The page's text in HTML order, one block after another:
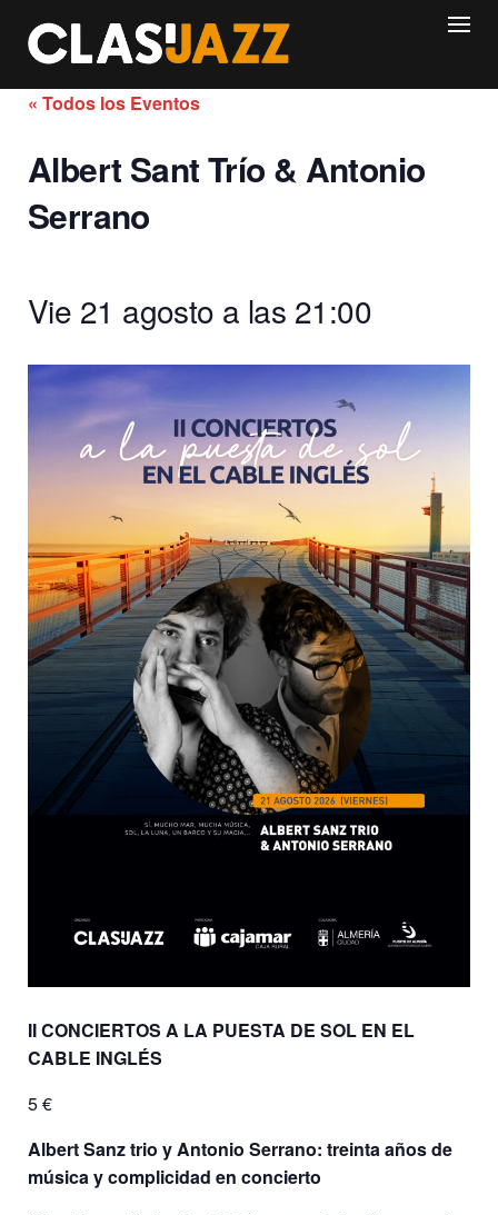
content
« Todos los Eventos
Albert Sant Trío & Antonio
Serrano
Vie 21 agosto a las 21:00
II CONCIERTOS A LA PUESTA DE SOL EN EL
CABLE INGLÉS
5 €
Albert Sanz trio y Antonio Serrano: treinta años de
música y complicidad en concierto